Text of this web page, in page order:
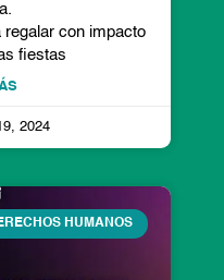
regalar con impacto
fiestas
2024
HUMANOS